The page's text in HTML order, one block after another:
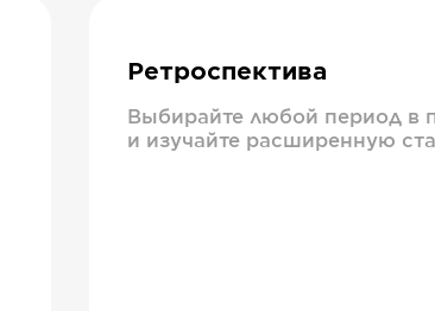
Ретроспектива
Выбирайте любой период в
и изучайте расширенную